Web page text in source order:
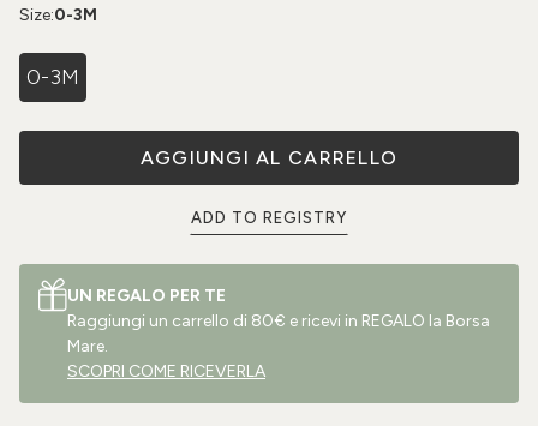
Size:0-3M
0-3M
AGGIUNGI AL CARRELLO
ADD TO REGISTRY
UN REGALO PER TE
Raggiungi un carrello di 80€ e ricevi in REGALO la Borsa
Mare.
SCOPRI COME RICEVERLA